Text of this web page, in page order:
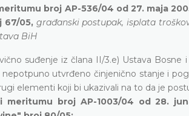
broj AP-536/04 od 27. maja
67/05, građanski postupak, isplata
BiH
suđenje iz člana II/3.e) Ustava
utvrđeno činjenično stanje i
elementi koji bi ukazivali na to da je
broj AP-1003/04 od 28.